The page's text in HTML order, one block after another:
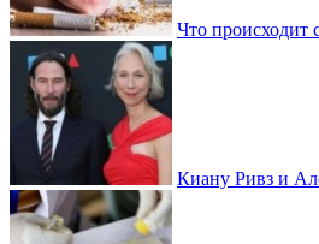
Что происходит
Киану Ривз и